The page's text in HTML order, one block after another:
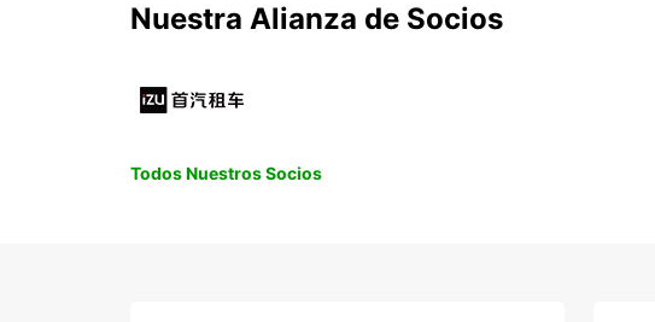
Nuestra Alianza de Socios
Todos Nuestros Socios